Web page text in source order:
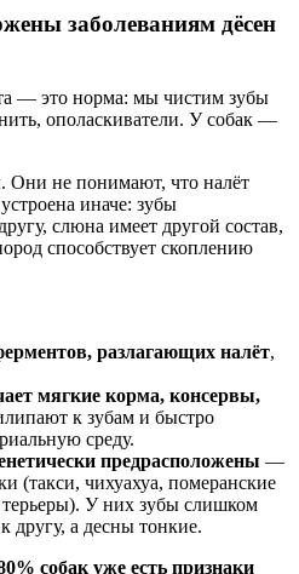
заболеваниям дёсен
— это норма: мы чистим зубы
ополаскиватели. У собак —
Они не понимают, что налёт
иначе: зубы
слюна имеет другой состав,
способствует скоплению
разлагающих налёт,
мягкие корма, консервы,
к зубам и быстро
среду.
предрасположены —
(такси, чихуахуа, померанские
У них зубы слишком
другу, а десны тонкие.
собак уже есть признаки